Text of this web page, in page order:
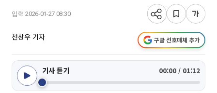
입력 2026-01-27 08:30
천상우 기자 구글 선호매체 추가
기사 듣기 00:00 / 01:12